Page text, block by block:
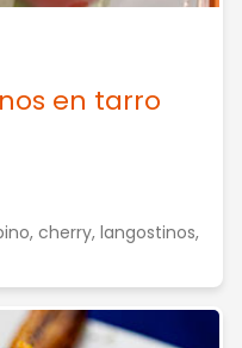
en tarro
cherry, langostinos,